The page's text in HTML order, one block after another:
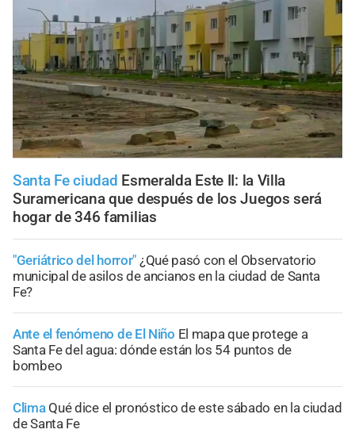
Santa Fe ciudad Esmeralda Este II: la Villa
Suramericana que después de los Juegos será
hogar de 346 familias
"Geriátrico del horror" ¿Qué pasó con el Observatorio
municipal de asilos de ancianos en la ciudad de Santa
Fe?
Ante el fenómeno de El Niño El mapa que protege a
Santa Fe del agua: dónde están los 54 puntos de
bombeo
Clima Qué dice el pronóstico de este sábado en la ciudad
de Santa Fe